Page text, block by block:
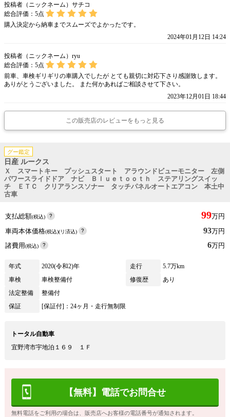
投稿者（ニックネーム）サチコ
総合評価： 5点
購入決定から納車までスムーズでよかったです。
2024年01月12日 14:24
投稿者（ニックネーム）ryu
総合評価： 5点
前車、車検ギリギリの車購入でしたが とても親切に対応下さり感謝致します。
ありがとうございました。 また何かあればご相談させて下さい。
2023年12月01日 18:44
この販売店のレビューをもっと見る
グー鑑定
日産 ルークス
Ｘ スマートキー プッシュスタート アラウンドビューモニター 左側
パワースライドドア ナビ Ｂｌｕｅｔｏｏｔｈ ステアリングスイッ
チ ＥＴＣ クリアランスソナー タッチパネルオートエアコン 本土中
古車
支払総額(税込) 99万円
車両本体価格(税込)(リ済込) 93万円
諸費用(税込) 6万円
年式 2020(令和2)年 走行
5.7万km
車検
車検整備付 修復歴
あり
法定整備
整備付
保証
[保証付]：24ヶ月・走行無制限
トータル自動車
宜野湾市宇地泊１６９ １Ｆ
【無料】電話でお問合せ
無料電話をご利用の場合は、販売店へお客様の電話番号が通知されます。